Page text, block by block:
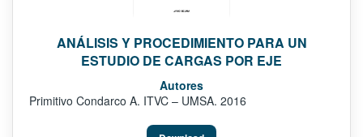
ANÁLISIS Y PROCEDIMIENTO PARA UN
ESTUDIO DE CARGAS POR EJE
Autores
Primitivo Condarco A. ITVC – UMSA. 2016